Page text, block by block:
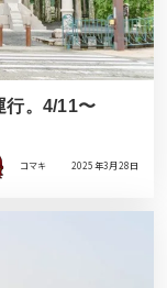
行。4/11〜
コマキ 2025年3月28日